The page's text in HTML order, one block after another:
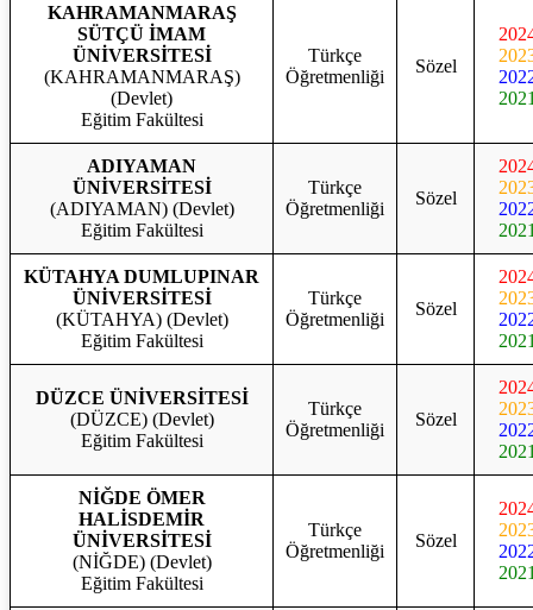
KAHRAMANMARAŞ
SÜTÇÜ İMAM
ÜNİVERSİTESİ
(KAHRAMANMARAŞ)
(Devlet)
Eğitim Fakültesi
Türkçe
Öğretmenliği
Sözel
ADIYAMAN
ÜNİVERSİTESİ
(ADIYAMAN) (Devlet)
Eğitim Fakültesi
Türkçe
Öğretmenliği
Sözel
KÜTAHYA DUMLUPINAR
ÜNİVERSİTESİ
(KÜTAHYA) (Devlet)
Eğitim Fakültesi
Türkçe
Öğretmenliği
Sözel
DÜZCE ÜNİVERSİTESİ
(DÜZCE) (Devlet)
Eğitim Fakültesi
Türkçe
Öğretmenliği
Sözel
NİĞDE ÖMER
HALİSDEMİR
ÜNİVERSİTESİ
(NİĞDE) (Devlet)
Eğitim Fakültesi
Türkçe
Öğretmenliği
Sözel